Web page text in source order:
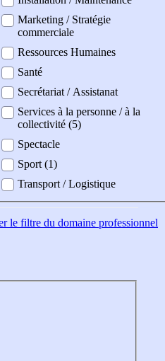
Marketing / Stratégie
commerciale
Ressources Humaines
Santé
Secrétariat / Assistanat
Services à la personne / à la
collectivité (5)
Spectacle
Sport (1)
Transport / Logistique
le filtre du domaine professionnel